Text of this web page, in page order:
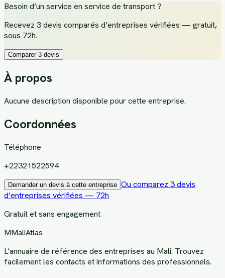
Besoin d’un service en service de transport?
Recevez 3 devis comparés d’entreprises vérifiées — gratuit,
sous 72h.
Comparer 3 devis
À propos
Aucune description disponible pour cette entreprise.
Coordonnées
Téléphone
+22321522594
Demander un devis à cette entreprise Ou comparez 3 devis
d’entreprises vérifiées — 72h
Gratuit et sans engagement
MMaliAtlas
L'annuaire de référence des entreprises au Mali. Trouvez
facilement les contacts et informations des professionnels.